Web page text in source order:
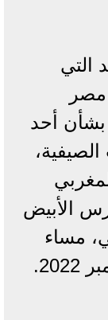
التي
بشأن أحد
الصيفية،
الأبيض
مساء